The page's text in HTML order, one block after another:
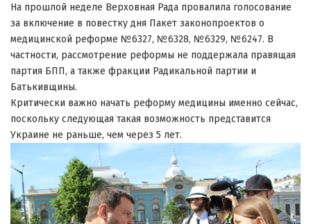
На прошлой неделе Верховная Рада провалила голосование
за включение в повестку дня Пакет законопроектов о
медицинской реформе №6327, №6328, №6329, №6247. В
частности, рассмотрение реформы не поддержала правящая
партия БПП, а также фракции Радикальной партии и
Батькивщины.
Критически важно начать реформу медицины именно сейчас,
поскольку следующая такая возможность представится
Украине не раньше, чем через 5 лет.